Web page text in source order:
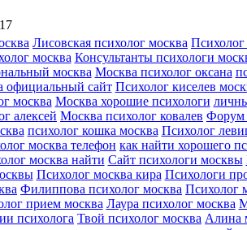
Лисовская психолог москва
москва Консультанты психологи
москва Москва психолог оксана
официальный сайт Психолог киселев
москва Москва хорошие психологи
алексей Москва психолог ковалев Форум
психолог кошка москва Психолог
москва телефон как найти хорошего
москва найти Сайт психологи москвы
Психолог москва кира Психологи
Филиппова психолог москва Психолог
прием москва Лаура психолог москва
психолога Твой психолог москва Алина